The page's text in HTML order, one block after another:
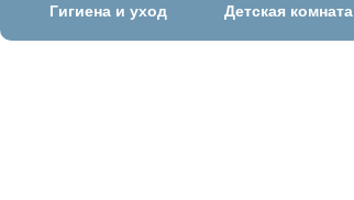
Гигиена и уход Детская комната